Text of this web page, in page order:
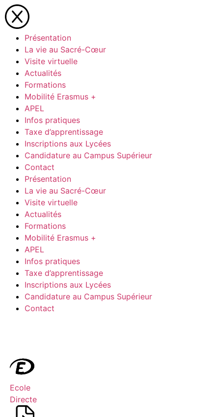
Présentation
La vie au Sacré-Cœur
Visite virtuelle
Actualités
Formations
Mobilité Erasmus +
APEL
Infos pratiques
Taxe d’apprentissage
Inscriptions aux Lycées
Candidature au Campus Supérieur
Contact
Présentation
La vie au Sacré-Cœur
Visite virtuelle
Actualités
Formations
Mobilité Erasmus +
APEL
Infos pratiques
Taxe d’apprentissage
Inscriptions aux Lycées
Candidature au Campus Supérieur
Contact
Ecole
Directe